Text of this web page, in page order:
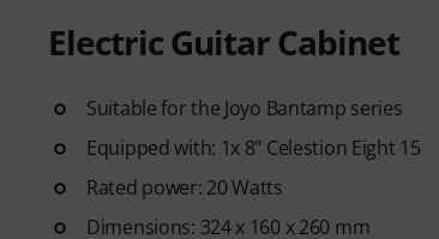
Electric Guitar Cabinet
Suitable for the Joyo Bantamp series
Equipped with: 1x 8" Celestion Eight 15
Rated power: 20 Watts
Dimensions: 324 x 160 x 260 mm